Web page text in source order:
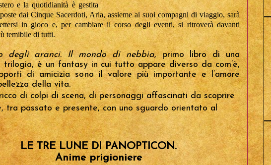
e la quotidianità è gestita
dai Cinque Sacerdoti, Aria, assieme ai suoi compagni di viaggio, sarà
in gioco e, per cambiare il corso degli eventi, si ritroverà davanti
temibile di tutti.
degli aranci. Il mondo di nebbia, primo libro di una
è un fantasy in cui tutto appare diverso da com’è,
di amicizia sono il valore più importante e l’amore
della vita.
di colpi di scena, di personaggi affascinati da scoprire
tra passato e presente, con uno sguardo orientato al
LE TRE LUNE DI PANOPTICON.
Anime prigioniere